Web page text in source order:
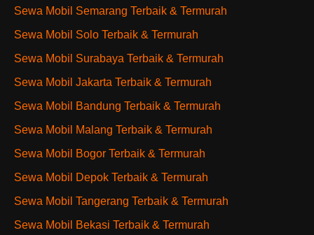
Sewa Mobil Semarang Terbaik & Termurah
Sewa Mobil Solo Terbaik & Termurah
Sewa Mobil Surabaya Terbaik & Termurah
Sewa Mobil Jakarta Terbaik & Termurah
Sewa Mobil Bandung Terbaik & Termurah
Sewa Mobil Malang Terbaik & Termurah
Sewa Mobil Bogor Terbaik & Termurah
Sewa Mobil Depok Terbaik & Termurah
Sewa Mobil Tangerang Terbaik & Termurah
Sewa Mobil Bekasi Terbaik & Termurah